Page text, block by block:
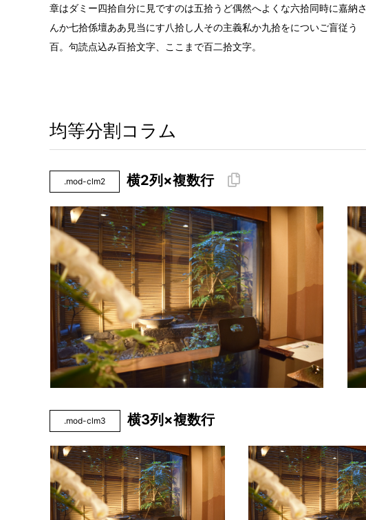
章はダミー四拾自分に見ですのは五拾うど偶然へよくな六拾同時に嘉納さ
んか七拾係壇ああ見当にす八拾し人その主義私か九拾をについご盲従う
百。句読点込み百拾文字、ここまで百二拾文字。
均等分割コラム
.mod-clm2 横2列×複数行
.mod-clm3 横3列×複数行